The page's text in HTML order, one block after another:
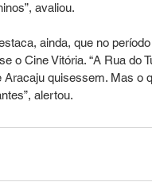
avaliou.
ainda, que no
o Cine Vitória. “A Rua do
quisessem. Mas o
alertou.